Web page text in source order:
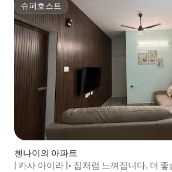
슈퍼호스트
슈퍼호스트
첸나이의 아파트
| 카사 아이라 |• 집처럼 느껴집니다. 더 좋